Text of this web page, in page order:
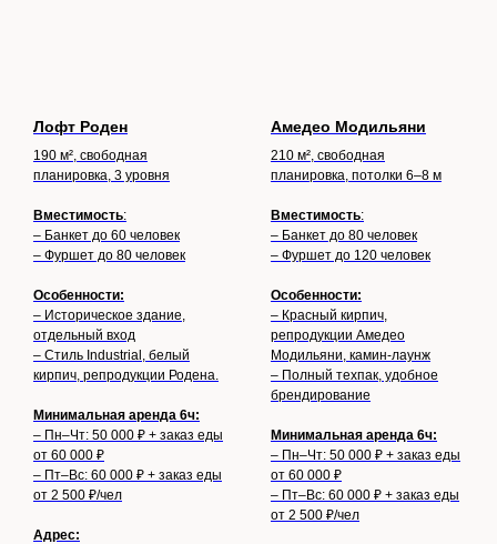
Лофт Роден
190 м², свободная
планировка, 3 уровня
Вместимость:
– Банкет до 60 человек
– Фуршет до 80 человек
Особенности:
– Историческое здание,
отдельный вход
– Стиль Industrial, белый
кирпич, репродукции Родена.
Минимальная аренда 6ч:
– Пн–Чт: 50 000 ₽ + заказ еды
от 60 000 ₽
– Пт–Вс: 60 000 ₽ + заказ еды
от 2 500 ₽/чел
Адрес:
Амедео Модильяни
210 м², свободная
планировка, потолки 6–8 м
Вместимость:
– Банкет до 80 человек
– Фуршет до 120 человек
Особенности:
– Красный кирпич,
репродукции Амедео
Модильяни, камин-лаунж
– Полный техпак, удобное
брендирование
Минимальная аренда 6ч:
– Пн–Чт: 50 000 ₽ + заказ еды
от 60 000 ₽
– Пт–Вс: 60 000 ₽ + заказ еды
от 2 500 ₽/чел